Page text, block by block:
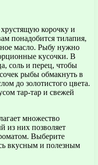
корочку и
понадобится тилапия,
масло. Рыбу нужно
кусочки. В
соль и перец, чтобы
рыбы обмакнуть в
до золотистого цвета.
тар-тар и свежей
множество
из них позволяет
Выберите
вкусным и полезным